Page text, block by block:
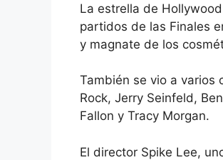
La estrella de
partidos de las Finales
y magnate de los
También se vio a varios
Rock, Jerry Seinfeld,
Fallon y Tracy Morgan.
El director Spike Lee,